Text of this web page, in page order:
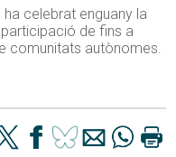
ha celebrat enguany la
de fins a
comunitats autònomes.